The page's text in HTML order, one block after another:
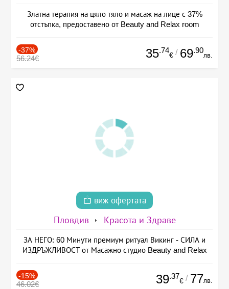
Златна терапия на цяло тяло и масаж на лице с 37%
отстъпка, предоставено от Beauty and Relax room
-37%
56.24€ 35.74
€ / 69.90
лв.
виж офертата
Пловдив Красота и Здраве
ЗА НЕГО: 60 Минути премиум ритуал Викинг - СИЛА и
ИЗДРЪЖЛИВОСТ от Масажно студио Beauty and Relax
-15%
46.02€ 39.37
€ / 77лв.